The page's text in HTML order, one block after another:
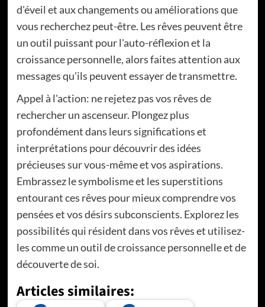
d'éveil et aux changements ou améliorations que
vous recherchez peut-être. Les rêves peuvent être
un outil puissant pour l'auto-réflexion et la
croissance personnelle, alors faites attention aux
messages qu'ils peuvent essayer de transmettre.
Appel à l'action: ne rejetez pas vos rêves de
rechercher un ascenseur. Plongez plus
profondément dans leurs significations et
interprétations pour découvrir des idées
précieuses sur vous-même et vos aspirations.
Embrassez le symbolisme et les superstitions
entourant ces rêves pour mieux comprendre vos
pensées et vos désirs subconscients. Explorez les
possibilités qui résident dans vos rêves et utilisez-
les comme un outil de croissance personnelle et de
découverte de soi.
Articles similaires: